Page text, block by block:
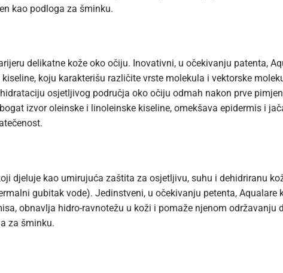
kao podloga za šminku.
delikatne kože oko očiju. Inovativni, u očekivanju patenta,
koju karakterišu različite vrste molekula i vektorske
osjetljivog područja oko očiju odmah nakon prve
izvor oleinske i linoleinske kiseline, omekšava epidermis i
djeluje kao umirujuća zaštita za osjetljivu, suhu i dehidriranu
gubitak vode). Jedinstveni, u očekivanju petenta,
obnavlja hidro-ravnotežu u koži i pomaže njenom održavanju
za šminku.